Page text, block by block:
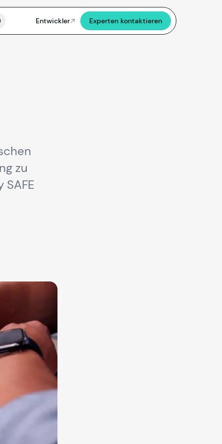
Entwickler Experten kontaktieren
zu